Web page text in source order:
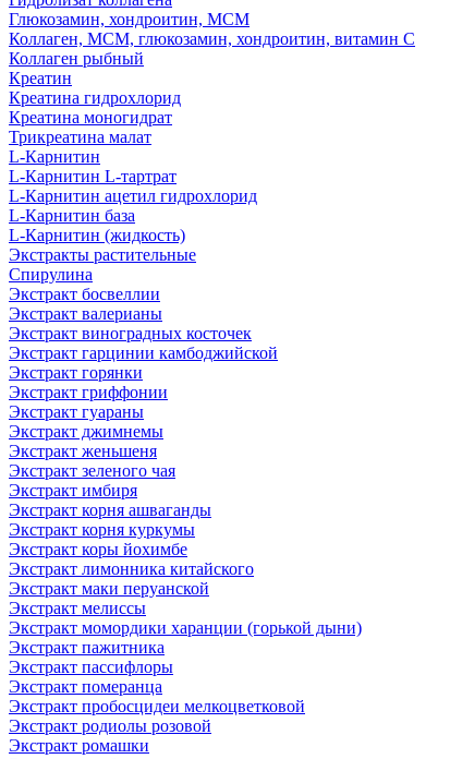
Глюкозамин, хондроитин, МСМ
Коллаген, МСМ, глюкозамин, хондроитин, витамин С
Коллаген рыбный
Креатин
Креатина гидрохлорид
Креатина моногидрат
Трикреатина малат
L-Карнитин
L-Карнитин L-тартрат
L-Карнитин ацетил гидрохлорид
L-Карнитин база
L-Карнитин (жидкость)
Экстракты растительные
Спирулина
Экстракт босвеллии
Экстракт валерианы
Экстракт виноградных косточек
Экстракт гарцинии камбоджийской
Экстракт горянки
Экстракт гриффонии
Экстракт гуараны
Экстракт джимнемы
Экстракт женьшеня
Экстракт зеленого чая
Экстракт имбиря
Экстракт корня ашваганды
Экстракт корня куркумы
Экстракт коры йохимбе
Экстракт лимонника китайского
Экстракт маки перуанской
Экстракт мелиссы
Экстракт момордики харанции (горькой дыни)
Экстракт пажитника
Экстракт пассифлоры
Экстракт померанца
Экстракт пробосцидеи мелкоцветковой
Экстракт родиолы розовой
Экстракт ромашки